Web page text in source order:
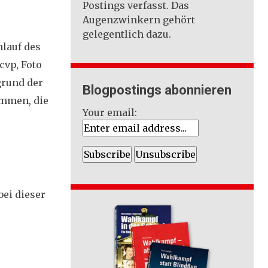
des
Foto
der
die
dieser
Postings verfasst. Das
Augenzwinkern gehört
gelegentlich dazu.
Blogpostings abonnieren
Your email: